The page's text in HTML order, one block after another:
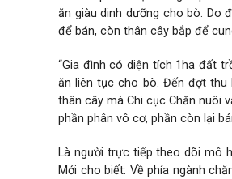
ăn giàu dinh dưỡng cho bò. Do
để bán, còn thân cây bắp để
“Gia đình có diện tích 1ha đất
ăn liên tục cho bò. Đến đợt thu
thân cây mà Chi cục Chăn nuôi
phần phân vô cơ, phần còn lại
Là người trực tiếp theo dõi mô
Mới cho biết: Về phía ngành